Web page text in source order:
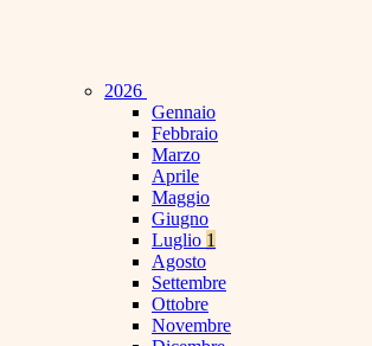
2026
Gennaio
Febbraio
Marzo
Aprile
Maggio
Giugno
Luglio 1
Agosto
Settembre
Ottobre
Novembre